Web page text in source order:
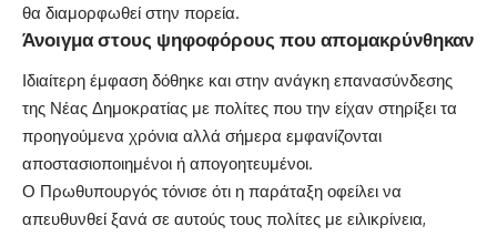
θα διαμορφωθεί στην πορεία.
Άνοιγμα στους ψηφοφόρους που απομακρύνθηκαν
Ιδιαίτερη έμφαση δόθηκε και στην ανάγκη επανασύνδεσης
της Νέας Δημοκρατίας με πολίτες που την είχαν στηρίξει τα
προηγούμενα χρόνια αλλά σήμερα εμφανίζονται
αποστασιοποιημένοι ή απογοητευμένοι.
Ο Πρωθυπουργός τόνισε ότι η παράταξη οφείλει να
απευθυνθεί ξανά σε αυτούς τους πολίτες με ειλικρίνεια,